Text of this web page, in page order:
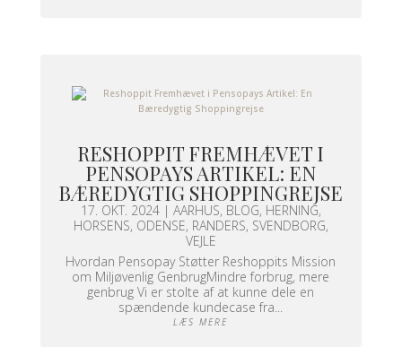
RESHOPPIT FREMHÆVET I
PENSOPAYS ARTIKEL: EN
BÆREDYGTIG SHOPPINGREJSE
17. OKT. 2024| AARHUS, BLOG, HERNING,
HORSENS, ODENSE, RANDERS, SVENDBORG,
VEJLE
Hvordan Pensopay Støtter Reshoppits Mission
om Miljøvenlig GenbrugMindre forbrug, mere
genbrug Vi er stolte af at kunne dele en
spændende kundecase fra...
LÆS MERE